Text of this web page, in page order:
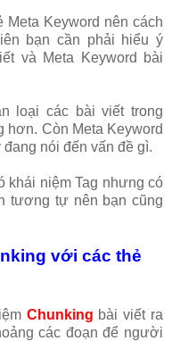
Keyword nên cách
bạn cần phải hiểu ý
và Meta Keyword bài
loại các bài viết trong
hơn. Còn Meta Keyword
nói đến vấn đề gì.
khái niệm Tag nhưng có
tương tự nên bạn cũng
với các thẻ
Chunking bài viết ra
các đoạn để người